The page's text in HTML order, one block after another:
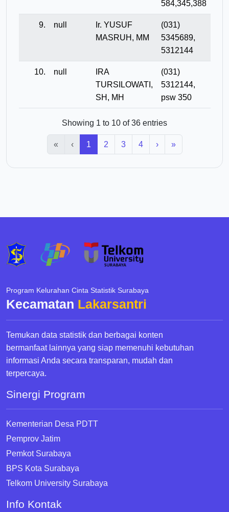
584,345,388
9. null
Ir. YUSUF
MASRUH, MM
(031)
5345689,
5312144
10. null
IRA
TURSILOWATI,
SH, MH
(031)
5312144,
psw 350
Showing 1 to 10 of 36 entries
« ‹ 1 2 3 4 › »
Program Kelurahan Cinta Statistik Surabaya
Kecamatan Lakarsantri
Temukan data statistik dan berbagai konten
bermanfaat lainnya yang siap memenuhi kebutuhan
informasi Anda secara transparan, mudah dan
terpercaya.
Sinergi Program
Kementerian Desa PDTT
Pemprov Jatim
Pemkot Surabaya
BPS Kota Surabaya
Telkom University Surabaya
Info Kontak